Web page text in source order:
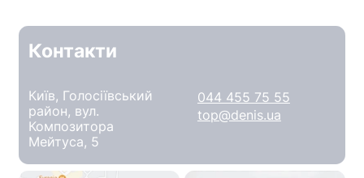
Контакти
Київ, Голосіївський
район, вул.
Композитора
Мейтуса, 5
044 455 75 55
top@denis.ua